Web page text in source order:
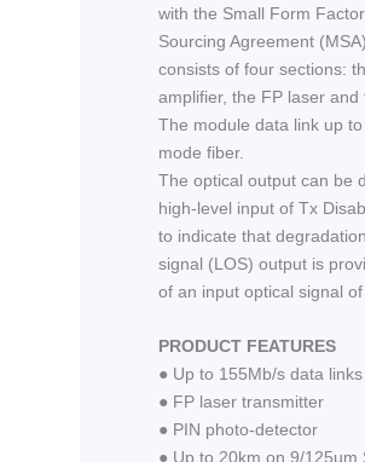
with the Small Form
Sourcing Agreement
consists of four sections:
amplifier, the FP laser and
The module data link up
mode fiber.
The optical output can be
high-level input of Tx
to indicate that
signal (LOS) output is
of an input optical signal
PRODUCT FEATURES
● Up to 155Mb/s data links
● FP laser transmitter
● PIN photo-detector
● Up to 20km on 9/125µm